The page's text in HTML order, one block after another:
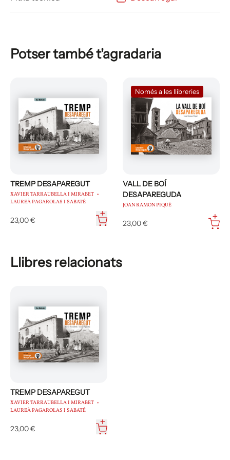
Potser també t'agradaria
TREMP DESAPAREGUT
XAVIER TARRAUBELLA I MIRABET
LAUREÀ PAGAROLAS I SABATÉ
23,00 €
Només a les llibreries
VALL DE BOÍ
DESAPAREGUDA
JOAN RAMON PIQUÉ
23,00 €
Llibres relacionats
TREMP DESAPAREGUT
XAVIER TARRAUBELLA I MIRABET
LAUREÀ PAGAROLAS I SABATÉ
23,00 €